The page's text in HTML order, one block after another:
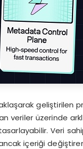
geliştirilen
veriler üzerinde
Veri
içeriği